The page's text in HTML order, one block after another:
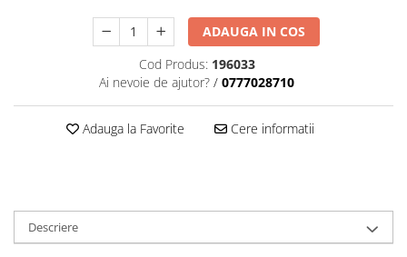
https://www.doctortrotineta.ro/cauciucuri-
Cauciuc tubeless cu GEL antipană
Anvelope moto
ADAUGA IN COS
Cod Produs: 196033
Ai nevoie de ajutor? / 0777028710
Adauga la Favorite Cere informatii
Descriere